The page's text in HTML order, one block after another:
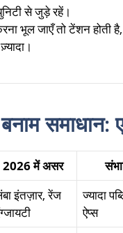
से जुड़े रहें।
भूल जाएँ तो टेंशन होती
बनाम
2026 में असर
इंतज़ार, रेंज
ज्यादा
ऐप्स